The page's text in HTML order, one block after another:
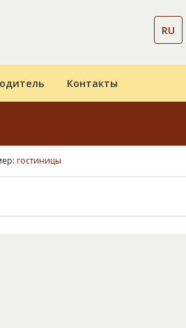
RU
Контакты
гостиницы